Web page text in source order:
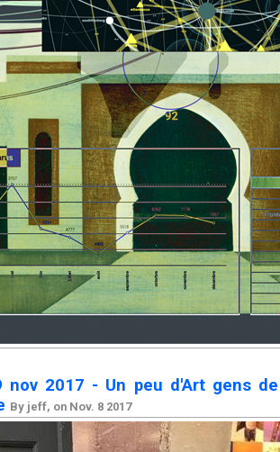
nov 2017 - Un peu d'Art gens
By jeff, on Nov. 8 2017